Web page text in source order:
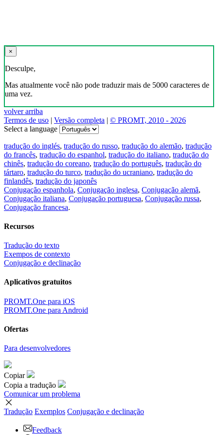
×
Desculpe,
Mas atualmente você não pode traduzir mais de 5000 caracteres de
uma vez.
volver arriba
Termos de uso | Versão completa | © PROMT, 2010 - 2026
Select a language
tradução do inglés, tradução do russo, tradução do alemão, tradução
do francês, tradução do espanhol, tradução do italiano, tradução do
chinês, tradução do coreano, tradução do português, tradução do
tártaro, tradução do turco, tradução do ucraniano, tradução do
finlandês, tradução do japonês
Conjugação espanhola, Conjugação inglesa, Conjugação alemã,
Conjugação italiana, Conjugação portuguesa, Conjugação russa,
Conjugação francesa.
Recursos
Tradução do texto
Exempos de contexto
Conjugação e declinação
Aplicativos gratuitos
PROMT.One para iOS
PROMT.One para Android
Ofertas
Para desenvolvedores
Copiar
Copia a tradução
Comunicar um problema
Tradução Exemplos Conjugação e declinação
Feedback